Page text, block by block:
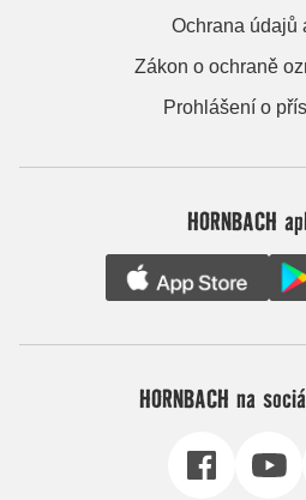
Ochrana údajů
Zákon o ochraně
Prohlášení o
HORNBACH
HORNBACH na